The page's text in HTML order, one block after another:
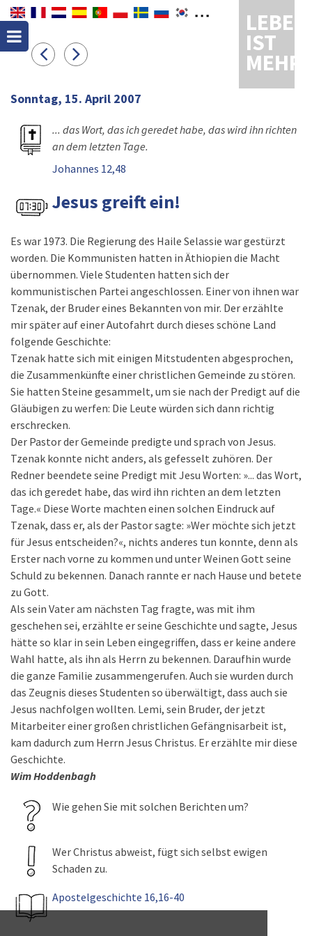
LEBEN
IST
MEHR
Sonntag, 15. April 2007
... das Wort, das ich geredet habe, das wird ihn richten
an dem letzten Tage.
Johannes 12,48
Jesus greift ein!
Es war 1973. Die Regierung des Haile Selassie war gestürzt
worden. Die Kommunisten hatten in Äthiopien die Macht
übernommen. Viele Studenten hatten sich der
kommunistischen Partei angeschlossen. Einer von ihnen war
Tzenak, der Bruder eines Bekannten von mir. Der erzählte
mir später auf einer Autofahrt durch dieses schöne Land
folgende Geschichte:
Tzenak hatte sich mit einigen Mitstudenten abgesprochen,
die Zusammenkünfte einer christlichen Gemeinde zu stören.
Sie hatten Steine gesammelt, um sie nach der Predigt auf die
Gläubigen zu werfen: Die Leute würden sich dann richtig
erschrecken.
Der Pastor der Gemeinde predigte und sprach von Jesus.
Tzenak konnte nicht anders, als gefesselt zuhören. Der
Redner beendete seine Predigt mit Jesu Worten: »... das Wort,
das ich geredet habe, das wird ihn richten an dem letzten
Tage.« Diese Worte machten einen solchen Eindruck auf
Tzenak, dass er, als der Pastor sagte: »Wer möchte sich jetzt
für Jesus entscheiden?«, nichts anderes tun konnte, denn als
Erster nach vorne zu kommen und unter Weinen Gott seine
Schuld zu bekennen. Danach rannte er nach Hause und betete
zu Gott.
Als sein Vater am nächsten Tag fragte, was mit ihm
geschehen sei, erzählte er seine Geschichte und sagte, Jesus
hätte so klar in sein Leben eingegriffen, dass er keine andere
Wahl hatte, als ihn als Herrn zu bekennen. Daraufhin wurde
die ganze Familie zusammengerufen. Auch sie wurden durch
das Zeugnis dieses Studenten so überwältigt, dass auch sie
Jesus nachfolgen wollten. Lemi, sein Bruder, der jetzt
Mitarbeiter einer großen christlichen Gefängnisarbeit ist,
kam dadurch zum Herrn Jesus Christus. Er erzählte mir diese
Geschichte.
Wim Hoddenbagh
Wie gehen Sie mit solchen Berichten um?
Wer Christus abweist, fügt sich selbst ewigen
Schaden zu.
Apostelgeschichte 16,16-40